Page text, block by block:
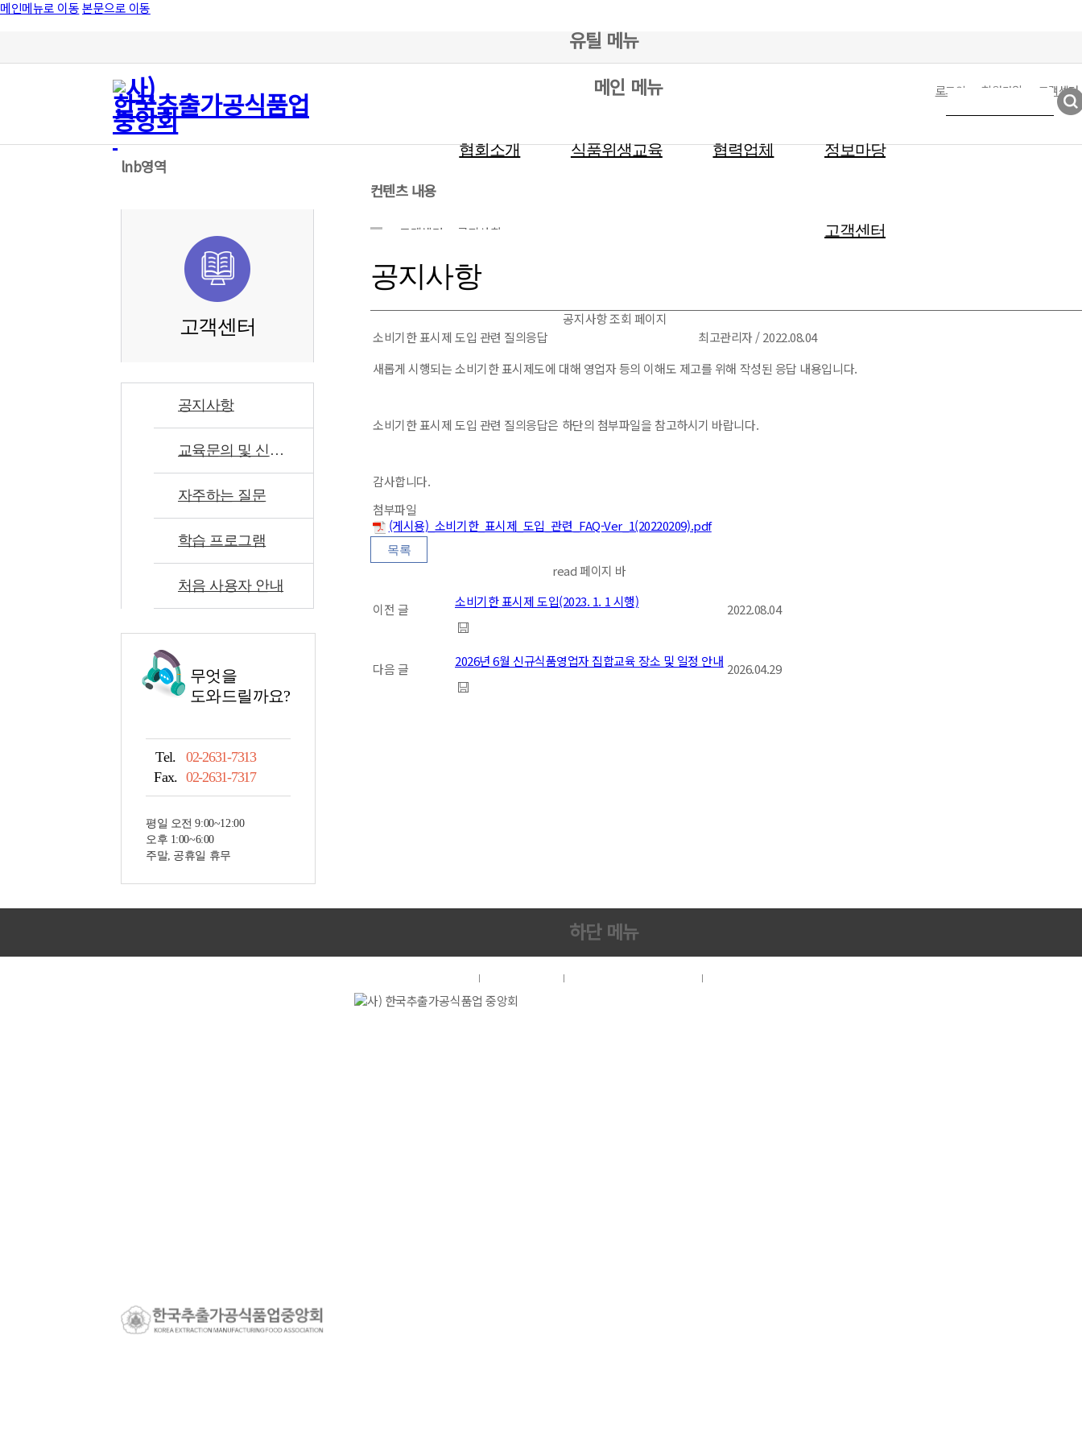
메인메뉴로 이동본문으로 이동
유틸 메뉴
로그인 회원가입 고객센터
lnb영역
고객센터
공지사항
교육문의 및 신고센터
자주하는 질문
학습 프로그램
처음 사용자 안내
무엇을
도와드릴까요?
Tel.
02-2631-7313
Fax. 02-2631-7317
평일 오전 9:00~12:00
오후 1:00~6:00
주말, 공휴일 휴무
컨텐츠 내용
고객센터 공지사항
공지사항
공지사항 조회 페이지
소비기한 표시제 도입 관련 질의응답
최고관리자 / 2022.08.04
새롭게 시행되는 소비기한 표시제도에 대해 영업자 등의 이해도 제고를 위해 작성된 응답 내용입니다.
소비기한 표시제 도입 관련 질의응답은 하단의 첨부파일을 참고하시기 바랍니다.
감사합니다.
첨부파일
(게시용)_소비기한_표시제_도입_관련_FAQ-Ver_1(20220209).pdf
read 페이지 바
이전 글 소비기한 표시제 도입(2023. 1. 1 시행) 2022.08.04
다음 글 2026년 6월 신규식품영업자 집합교육 장소 및 일정 안내 2026.04.29
메인 메뉴
협회소개 식품위생교육 협력업체 정보마당
고객센터
하단 메뉴